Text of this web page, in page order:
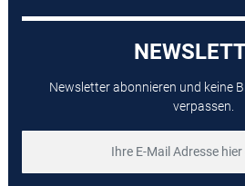
Newsletter abonnieren und keine
verpassen.